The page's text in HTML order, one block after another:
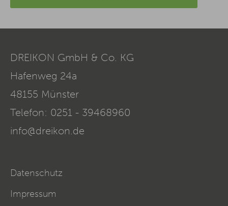
DREIKON GmbH & Co. KG
Hafenweg 24a
48155 Münster
Telefon: 0251 - 39468960
info@dreikon.de
Datenschutz
Impressum